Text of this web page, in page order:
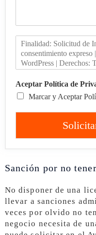
Aceptar Política de
Marcar y Aceptar
Sanción por no
No disponer de una
llevar a sanciones
veces por olvido no
negocio necesita de